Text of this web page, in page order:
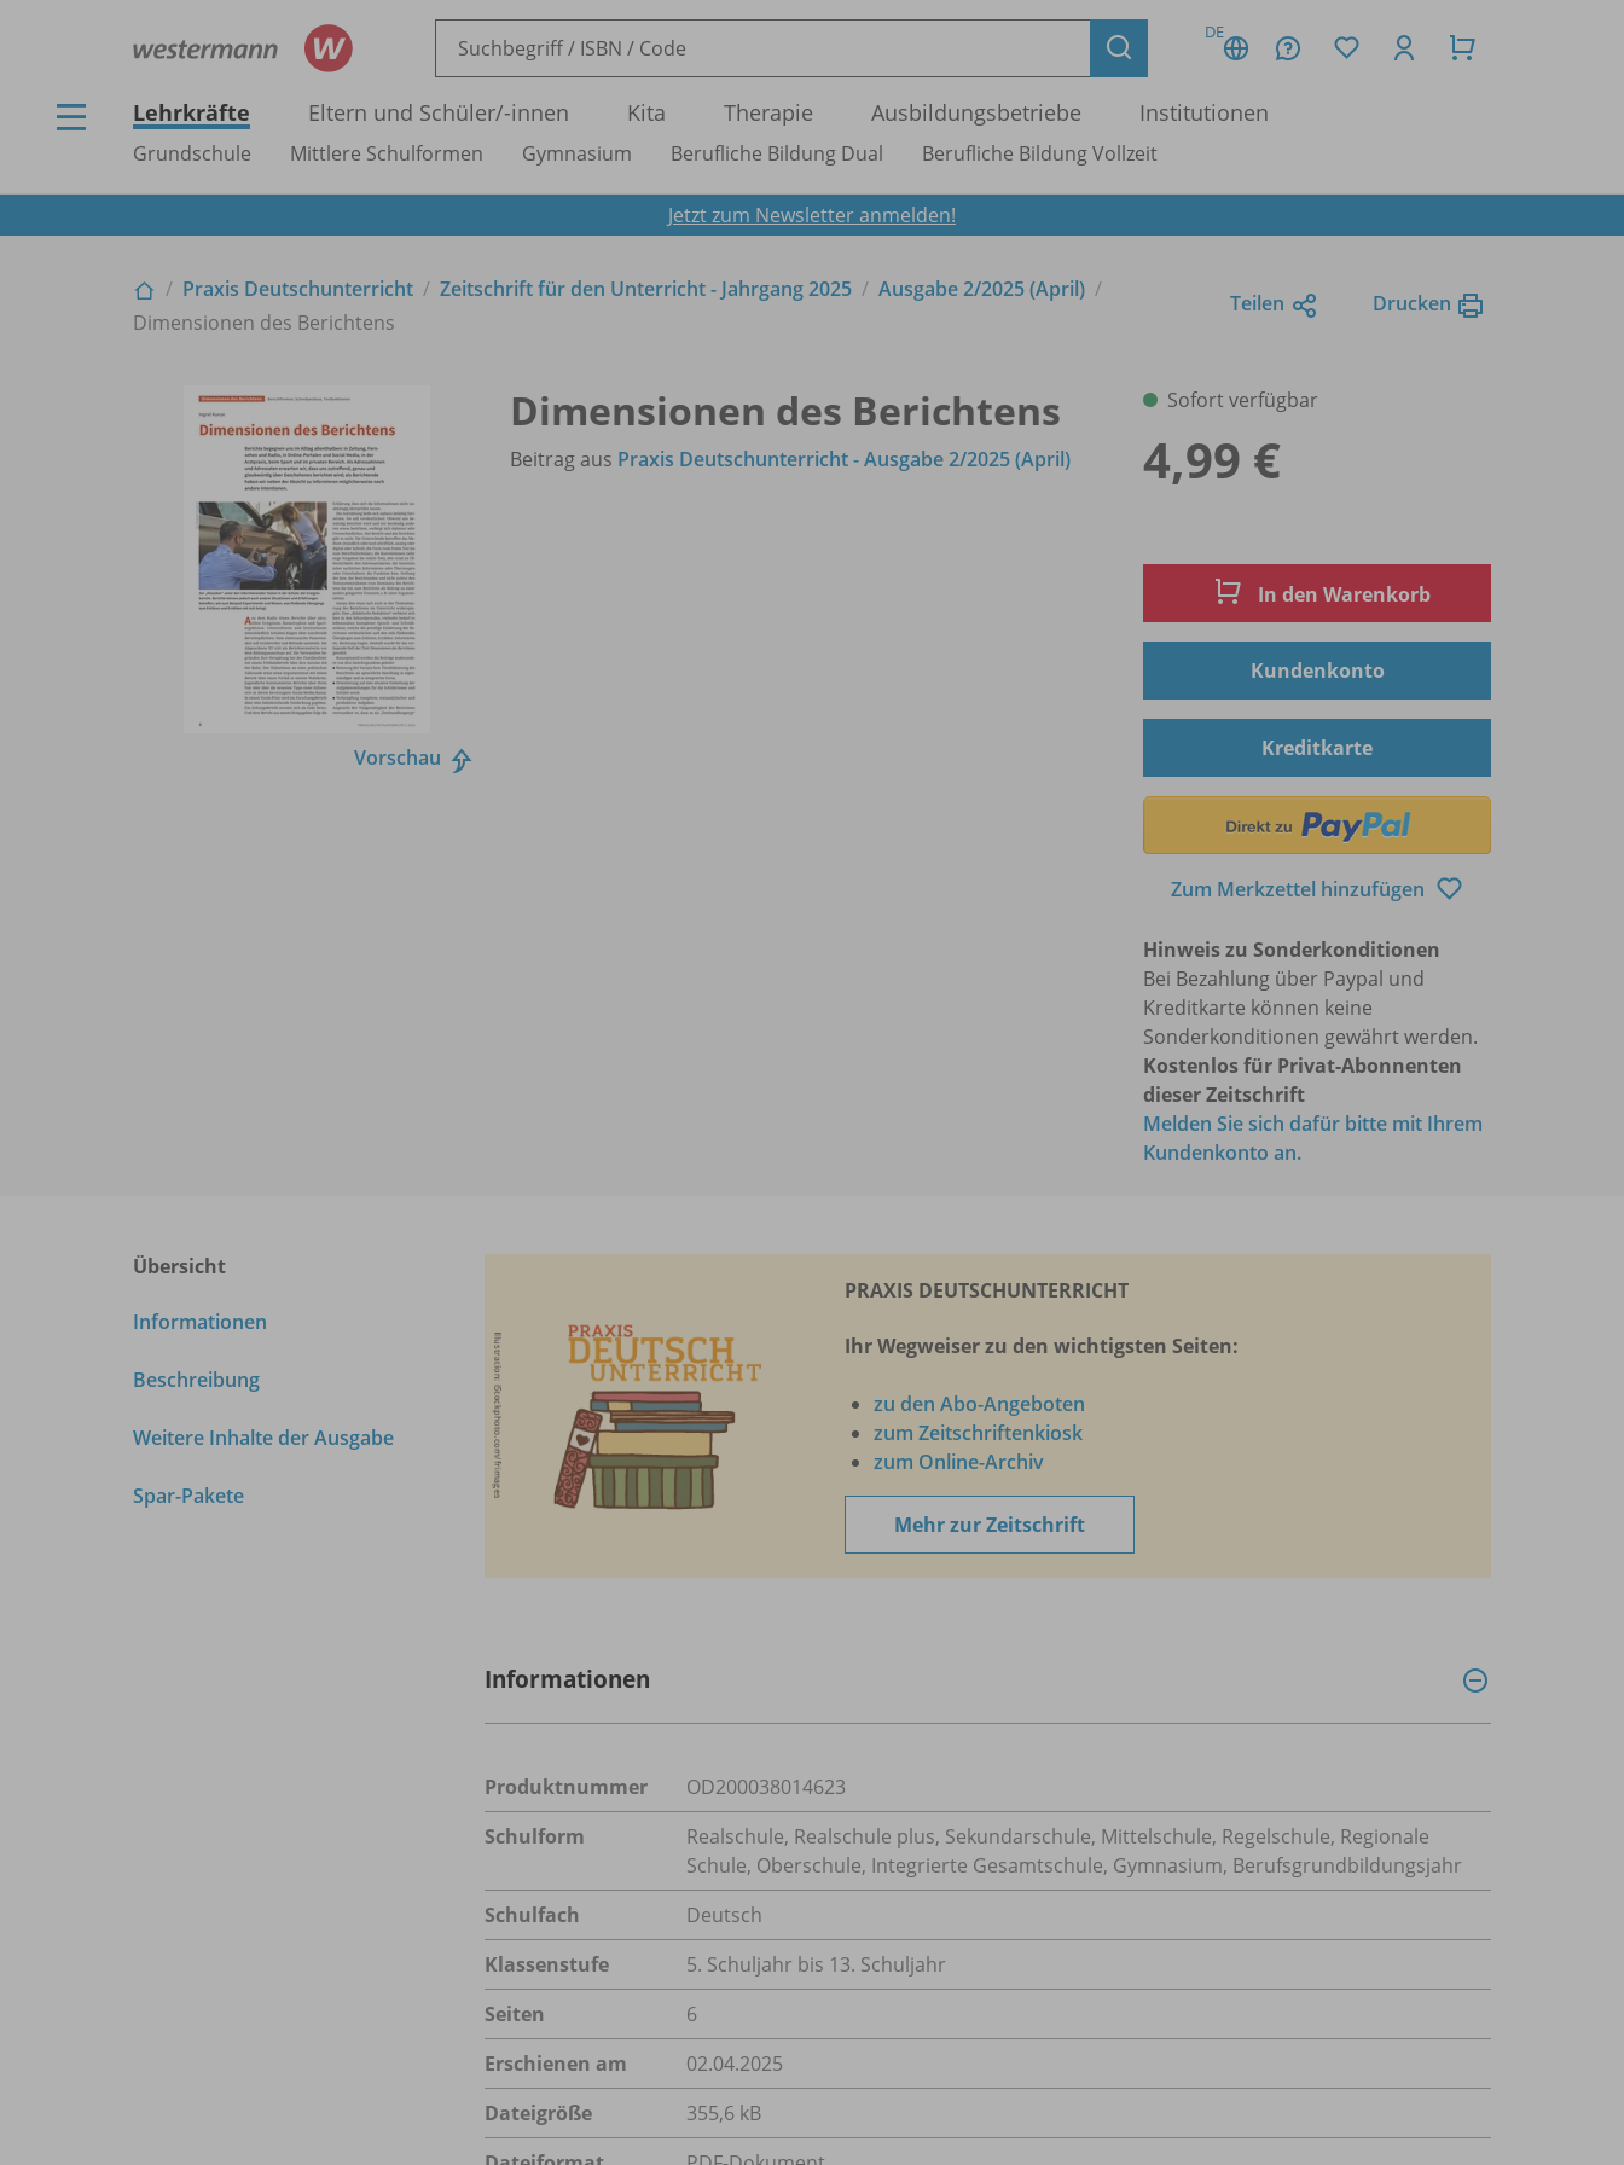
DE
Lehrkräfte Eltern und Schüler/-innen Kita Therapie Ausbildungsbetriebe Institutionen
Grundschule Mittlere Schulformen Gymnasium Berufliche Bildung Dual Berufliche Bildung Vollzeit
Jetzt zum Newsletter anmelden!
Praxis Deutschunterricht Zeitschrift für den Unterricht - Jahrgang 2025 Ausgabe 2/2025 (April)
Dimensionen des Berichtens
Teilen Drucken
Vorschau
Dimensionen des Berichtens
Beitrag aus Praxis Deutschunterricht - Ausgabe 2/2025 (April)
Sofort verfügbar
4,99 €
In den Warenkorb
Kundenkonto
Kreditkarte
Zum Merkzettel hinzufügen
Hinweis zu Sonderkonditionen
Bei Bezahlung über Paypal und
Kreditkarte können keine
Sonderkonditionen gewährt werden.
Kostenlos für Privat-Abonnenten
dieser Zeitschrift
Melden Sie sich dafür bitte mit Ihrem
Kundenkonto an.
Übersicht
Informationen
Beschreibung
Weitere Inhalte der Ausgabe
Spar-Pakete
PRAXIS DEUTSCHUNTERRICHT
Ihr Wegweiser zu den wichtigsten Seiten:
zu den Abo-Angeboten
zum Zeitschriftenkiosk
zum Online-Archiv
Mehr zur Zeitschrift
Informationen
Produktnummer
OD200038014623
Schulform
Realschule, Realschule plus, Sekundarschule, Mittelschule, Regelschule, Regionale
Schule, Oberschule, Integrierte Gesamtschule, Gymnasium, Berufsgrundbildungsjahr
Schulfach
Deutsch
Klassenstufe
5. Schuljahr bis 13. Schuljahr
Seiten
6
Erschienen am
02.04.2025
Dateigröße
355,6 kB